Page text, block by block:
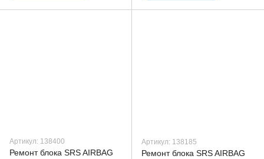
Артикул: 138400
Ремонт блока SRS AIRBAG
Артикул: 138185
Ремонт блока SRS AIRBAG